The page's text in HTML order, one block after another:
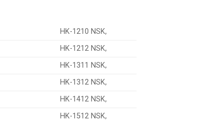
HK-1210 NSK,
HK-1212 NSK,
HK-1311 NSK,
HK-1312 NSK,
HK-1412 NSK,
HK-1512 NSK,